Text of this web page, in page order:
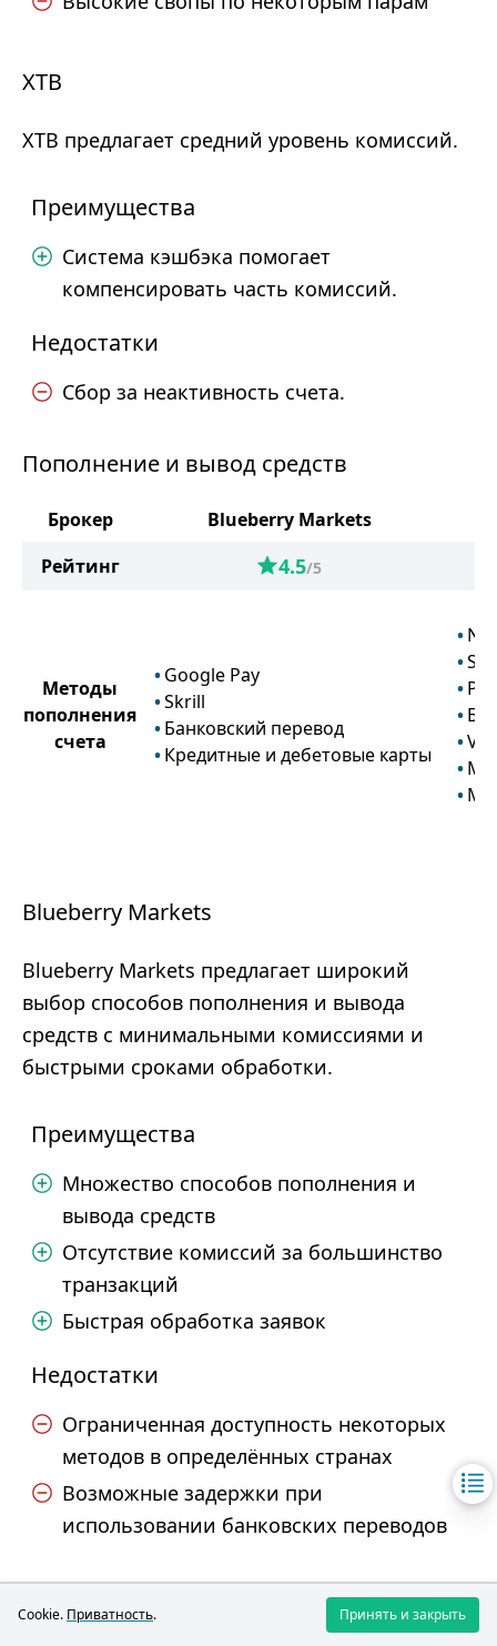
XTB
XTB предлагает средний уровень комиссий.
Преимущества
Система кэшбэка помогает
компенсировать часть комиссий.
Недостатки
Сбор за неактивность счета.
Пополнение и вывод средств
Брокер
Blueberry Markets
Рейтинг
4.5/5
Методы
пополнения
счета
Google Pay
Skrill
Банковский перевод
Кредитные и дебетовые карты
Blueberry Markets
Blueberry Markets предлагает широкий
выбор способов пополнения и вывода
средств с минимальными комиссиями и
быстрыми сроками обработки.
Преимущества
Множество способов пополнения и
вывода средств
Отсутствие комиссий за большинство
транзакций
Быстрая обработка заявок
Недостатки
Ограниченная доступность некоторых
методов в определённых странах
Возможные задержки при
использовании банковских переводов
XTB
Cookie. Приватность. Принять и закрыть